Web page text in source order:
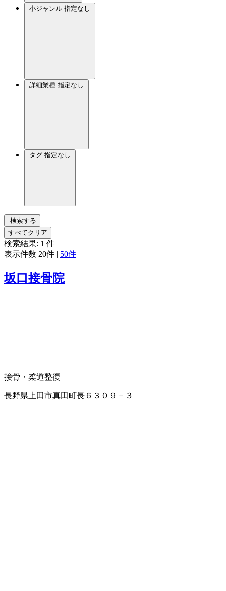
小ジャンル 指定なし
詳細業種 指定なし
タグ 指定なし
検索する
すべてクリア
検索結果: 1 件
表示件数 20件 | 50件
坂口接骨院
接骨・柔道整復
長野県上田市真田町長６３０９－３